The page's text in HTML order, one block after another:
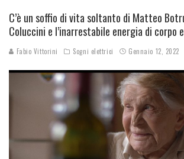
C’è un soffio di vita soltanto di Matteo
Coluccini e l’inarrestabile energia di corpo
Fabio Vittorini Sogni elettrici Gennaio 12, 2022